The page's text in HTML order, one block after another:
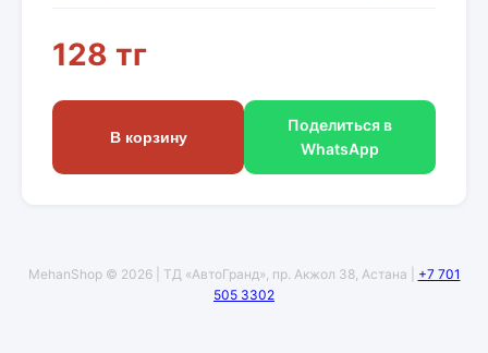
128 тг
В корзину
Поделиться в
WhatsApp
MehanShop © 2026 | ТД «АвтоГранд», пр. Акжол 38, Астана | +7 701
505 3302